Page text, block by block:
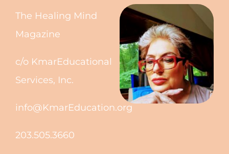
The Healing Mind
Magazine
c/o KmarEducational
Services, Inc.
info@KmarEducation.org
203.505.3660